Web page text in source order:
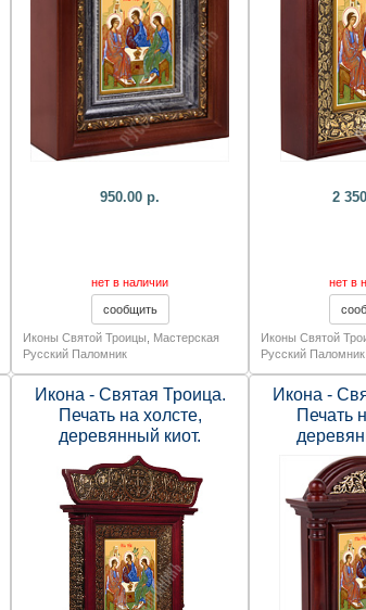
950.00 р.
нет в наличии
Иконы Святой Троицы
Мастерская
Русский Паломник
2
нет в
Иконы Святой
Русский Паломник
Икона - Святая Троица.
Печать на холсте,
деревянный киот.
430х310х70 мм.
Икона -
Печать